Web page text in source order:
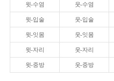
윗-수염 웃-수염
윗-입술 웃-입술
윗-잇몸 웃-잇몸
윗-자리 웃-자리
윗-중방 웃-중방